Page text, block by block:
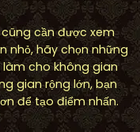
cần được xem
nhỏ, hãy chọn những
cho không gian
gian rộng lớn, bạn
để tạo điểm nhấn.